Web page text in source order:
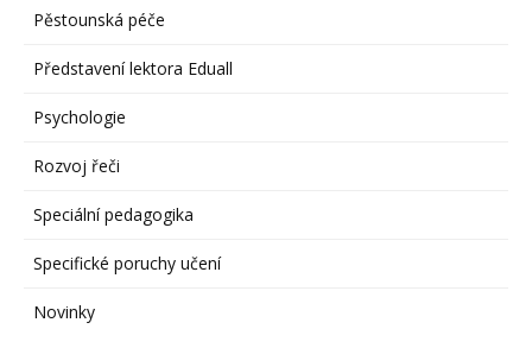
Pěstounská péče
Představení lektora Eduall
Psychologie
Rozvoj řeči
Speciální pedagogika
Specifické poruchy učení
Novinky